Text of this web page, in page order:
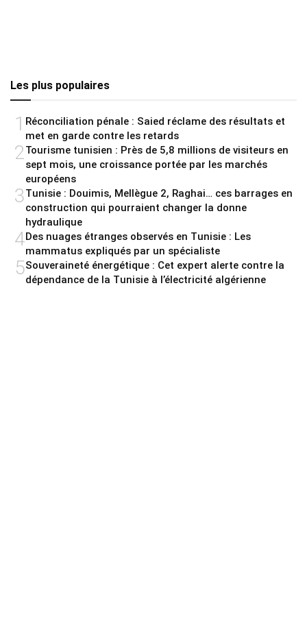
Les plus populaires
1 Réconciliation pénale : Saied réclame des résultats et
met en garde contre les retards
2Tourisme tunisien : Près de 5,8 millions de visiteurs en
sept mois, une croissance portée par les marchés
européens
3Tunisie : Douimis, Mellègue 2, Raghai… ces barrages en
construction qui pourraient changer la donne
hydraulique
4Des nuages étranges observés en Tunisie : Les
mammatus expliqués par un spécialiste
5Souveraineté énergétique : Cet expert alerte contre la
dépendance de la Tunisie à l’électricité algérienne